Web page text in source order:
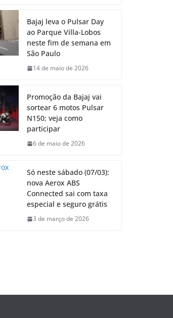
Bajaj leva o Pulsar Day
ao Parque Villa-Lobos
neste fim de semana em
São Paulo
14 de maio de 2026
Promoção da Bajaj vai
sortear 6 motos Pulsar
N150; veja como
participar
6 de maio de 2026
Só neste sábado (07/03):
nova Aerox ABS
Connected sai com taxa
especial e seguro grátis
3 de março de 2026